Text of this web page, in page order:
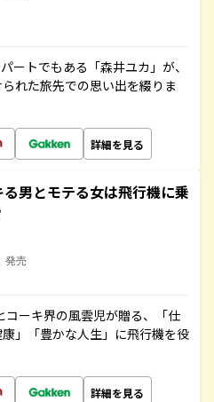
ートでもある「森井ユカ」が、
れた旅先での思い出を綴りま
詳細を見る
る男とモテる女は飛行機に乗
発売
ーキ界の風雲児が贈る、「仕
」「豊かな人生」に飛行機を役
詳細を見る